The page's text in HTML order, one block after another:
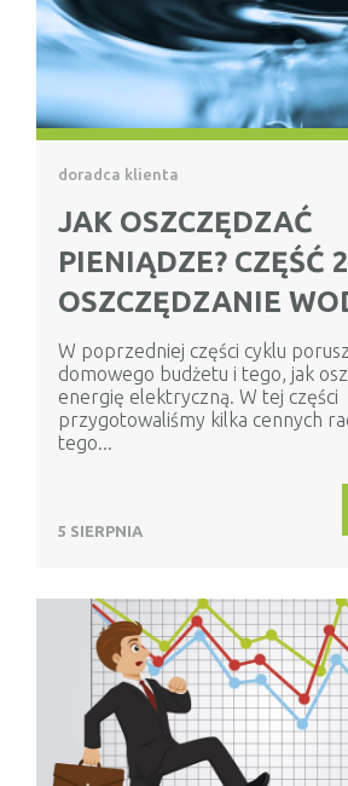
doradca klienta
JAK OSZCZĘDZAĆ
PIENIĄDZE? CZĘŚĆ
OSZCZĘDZANIE
W poprzedniej części cyklu
domowego budżetu i tego, jak
energię elektryczną. W tej części
przygotowaliśmy kilka cennych
tego...
5 SIERPNIA